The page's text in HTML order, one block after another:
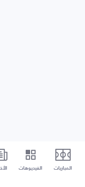
المباريات الفيديوهات